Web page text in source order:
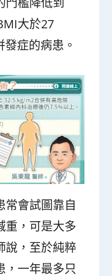
大於27
症的病患。
常會試圖靠自
重，可是大多
說，至於純粹
，一年最多只